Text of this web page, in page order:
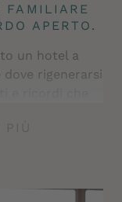
FAMILIARE
APERTO.
un hotel a
rigenerarsi
terra.
PIÙ